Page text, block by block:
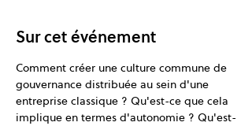
Sur cet événement
Comment créer une culture commune de
gouvernance distribuée au sein d'une
entreprise classique ? Qu'est-ce que cela
implique en termes d'autonomie ? Qu'est-